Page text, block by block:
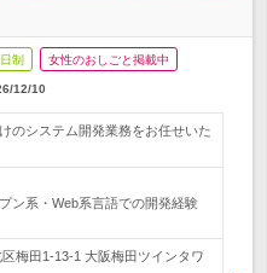
制 女性のおしごと掲載中
12/10
のシステム開発業務をお任せいた
ン系・Web系言語での開発経験
梅田1-13-1 大阪梅田ツインタワ